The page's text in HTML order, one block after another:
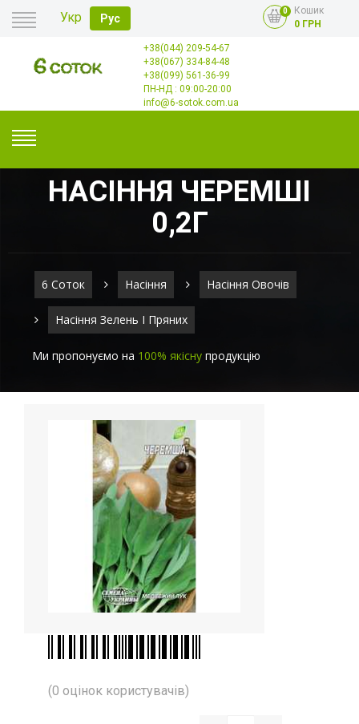
Укр Рус
0
Кошик
0 ГРН
Головна
Оплата
Доставка
+38(044) 209-54-67
+38(067) 334-84-48
+38(099) 561-36-99
ПН-НД : 09:00-20:00
info@6-sotok.com.ua
НАСІННЯ ЧЕРЕМШІ
0,2Г
6 Соток Насіння Насіння Овочів
Насіння Зелень І Пряних
Ми пропонуємо на 100% якісну продукцію
(0 оцінок користувачів)